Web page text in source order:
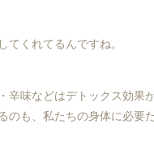
くれてるんですね。
辛味などはデトックス効
のも、私たちの身体に必要